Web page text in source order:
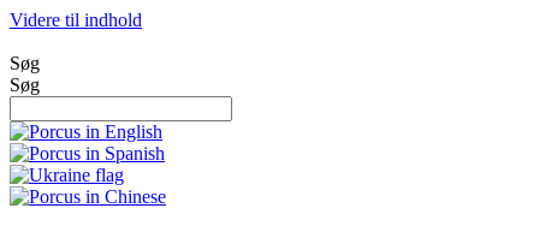
Videre til indhold
Søg
Søg